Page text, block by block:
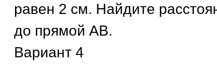
равен 2 см. Найдите
до прямой АВ.
Вариант 4